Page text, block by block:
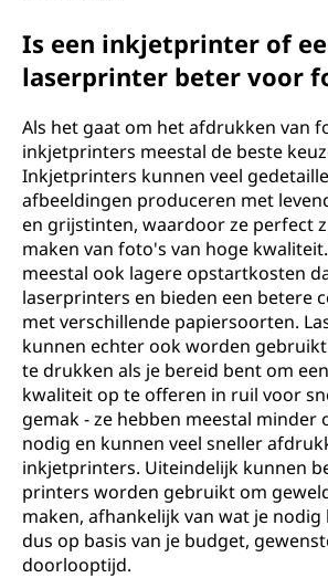
Is een inkjetprinter of
laserprinter beter voor
Als het gaat om het afdrukken van
inkjetprinters meestal de beste
Inkjetprinters kunnen veel
afbeeldingen produceren met
en grijstinten, waardoor ze perfect
maken van foto's van hoge
meestal ook lagere opstartkosten
laserprinters en bieden een betere
met verschillende papiersoorten.
kunnen echter ook worden
te drukken als je bereid bent om
kwaliteit op te offeren in ruil voor
gemak - ze hebben meestal minder
nodig en kunnen veel sneller
inkjetprinters. Uiteindelijk kunnen
printers worden gebruikt om
maken, afhankelijk van wat je nodig
dus op basis van je budget,
doorlooptijd.